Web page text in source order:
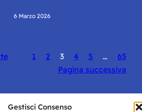
Gestisci Consenso
6 Marzo 2026
1 2 3 4 5 …
65
Pagina successiva